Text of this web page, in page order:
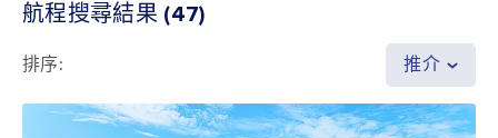
航程搜尋結果 (47)
排序: 推介